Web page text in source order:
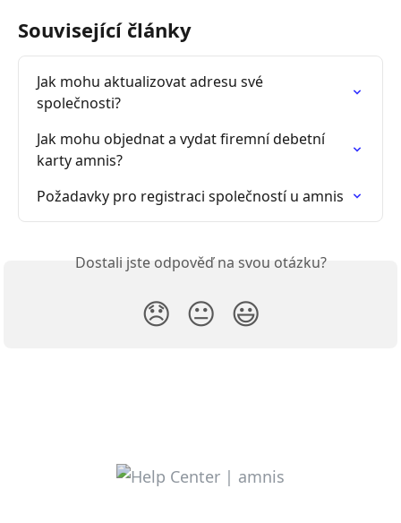
Související články
Jak mohu aktualizovat adresu své
společnosti?
Jak mohu objednat a vydat firemní debetní
karty amnis?
Požadavky pro registraci společností u amnis
Dostali jste odpověď na svou otázku?
😞 😐 😃